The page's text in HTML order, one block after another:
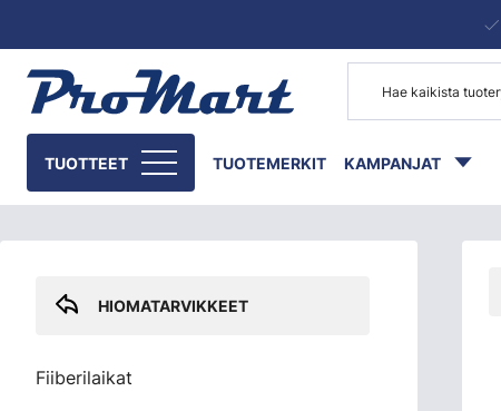
TUOTTEET TUOTEMERKIT KAMPANJAT
HIOMATARVIKKEET
Fiiberilaikat